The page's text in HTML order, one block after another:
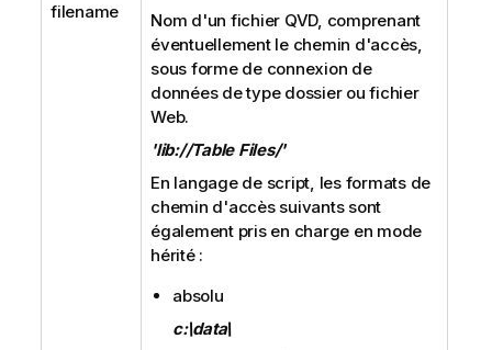
filename Nom d'un fichier QVD, comprenant
éventuellement le chemin d'accès,
sous forme de connexion de
données de type dossier ou fichier
Web.
'lib://Table Files/'
En langage de script, les formats de
chemin d'accès suivants sont
également pris en charge en mode
hérité :
absolu
c:\data\